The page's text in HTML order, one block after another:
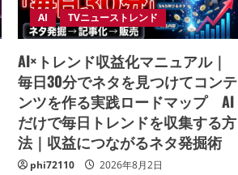
AI TVニューストレンド
AI×トレンド収益化マニュアル｜
毎日30分でネタを見つけてコンテ
ンツを作る実践ロードマップ AI
だけで毎日トレンドを収集する方
法｜収益につながるネタ発掘術
phi72110 2026年8月2日